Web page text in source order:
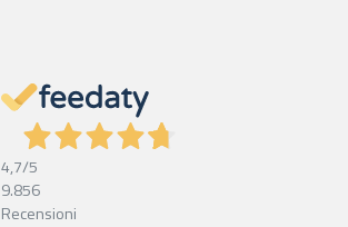
4,7/5
9.856
Recensioni